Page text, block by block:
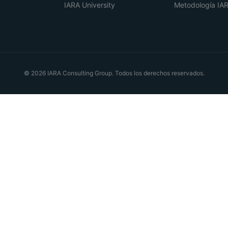
IARA University
Metodología
© 2026 IARA Consulting Group. Todos los derechos reservados.